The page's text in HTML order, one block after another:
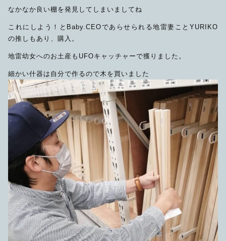
なかなか良い棚を発見してしまいましてね
これにしよう！とBaby.CEOであらせられる地雷妻ことYURIKO
の推しもあり、購入。
地雷幼女へのお土産もUFOキャッチャーで獲りました。
細かい什器は自分で作るので木を買いました